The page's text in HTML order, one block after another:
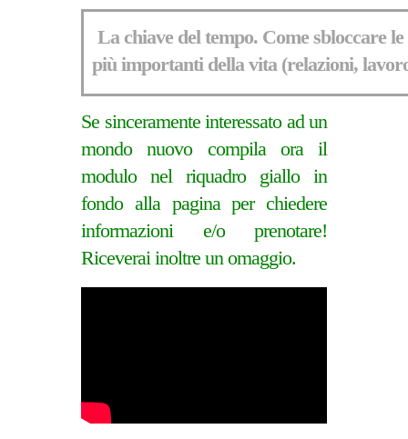
La chiave del tempo. Come sbloccare
più importanti della vita (relazioni,
Se sinceramente interessato ad un
mondo nuovo compila ora il
modulo nel riquadro giallo in
fondo alla pagina per chiedere
informazioni e/o prenotare!
Riceverai inoltre un omaggio.